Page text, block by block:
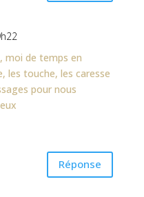
moi de temps en
les touche, les caresse
pour nous
Réponse